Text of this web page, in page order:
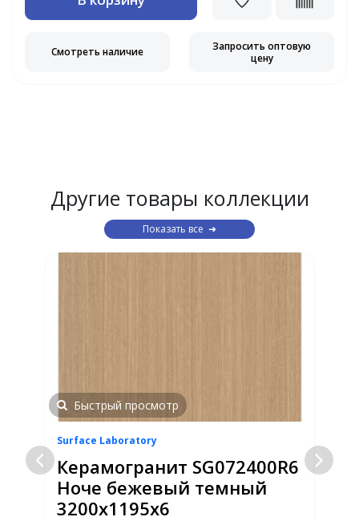
Смотреть наличие
Запросить оптовую
цену
Другие товары коллекции
Показать все
Быстрый просмотр
Surface Laboratory
Керамогранит SG072400R6
Ноче бежевый темный
3200х1195х6